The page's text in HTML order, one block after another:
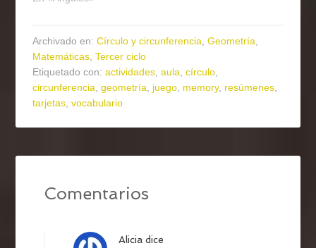
Archivado en:Círculo y circunferencia ,Geometría
Matemáticas ,Tercer ciclo
Etiquetado con:actividades ,aula ,círculo
circunferencia ,geometría juego memory, resúmenes
tarjetas ,vocabulario
Comentarios
Alicia dice